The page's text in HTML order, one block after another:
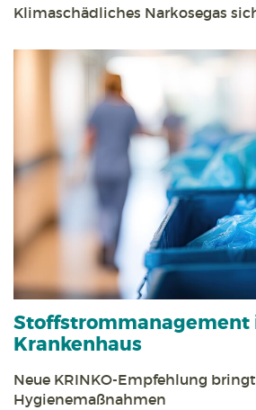
Klimaschädliches Narkosegas
Stoff­strom­management
Krankenhaus
Neue KRINKO-Empfehlung
Hygienemaßnahmen